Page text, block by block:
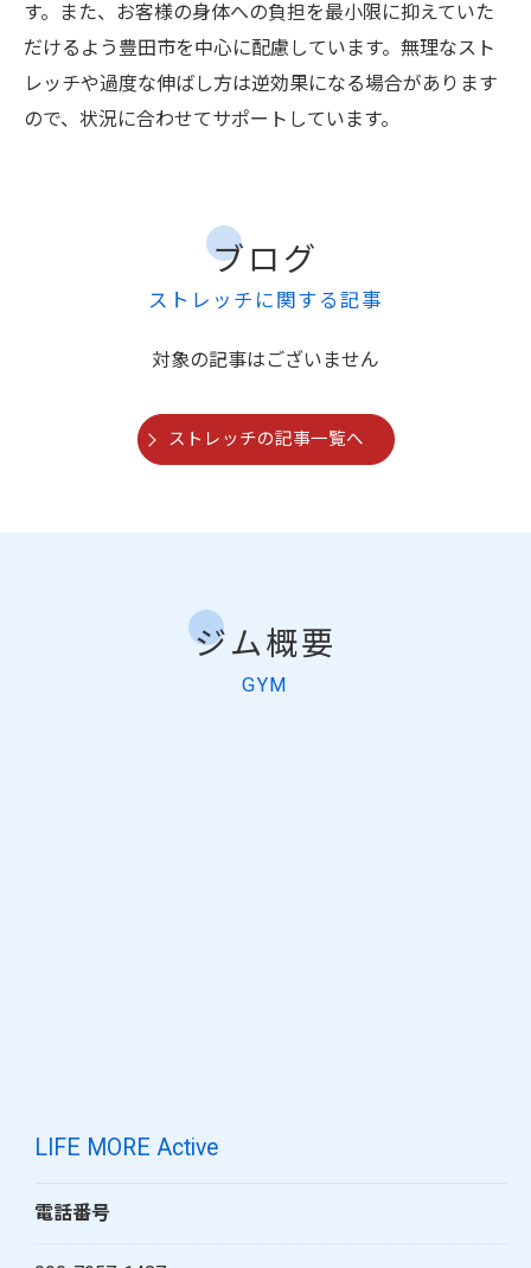
す。また、お客様の身体への負担を最小限に抑えていた
だけるよう豊田市を中心に配慮しています。無理なスト
レッチや過度な伸ばし方は逆効果になる場合があります
ので、状況に合わせてサポートしています。
ブログ
ストレッチに関する記事
対象の記事はございません
ストレッチの記事一覧へ
ジム概要
GYM
LIFE MORE Active
電話番号